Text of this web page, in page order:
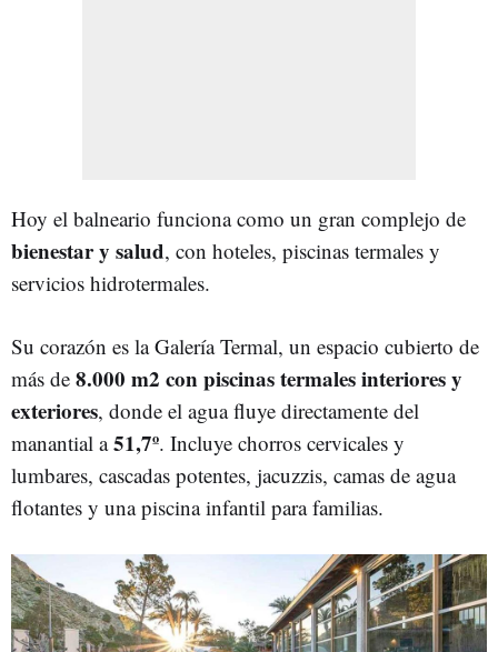
Hoy el balneario funciona como un gran complejo de
bienestar y salud, con hoteles, piscinas termales y
servicios hidrotermales.
Su corazón es la Galería Termal, un espacio cubierto de
más de 8.000 m2 con piscinas termales interiores y
exteriores, donde el agua fluye directamente del
manantial a51,7º. Incluye chorros cervicales y
lumbares, cascadas potentes, jacuzzis, camas de agua
flotantes y una piscina infantil para familias.